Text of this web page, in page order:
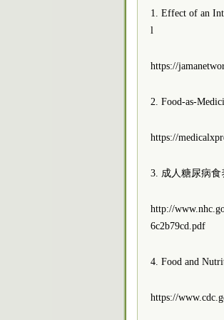
1. Effect of an
l
https://
2. Food-as-
https://
3. 成人糖尿病
http://
6c2b79cd.pdf
4. Food and
https://